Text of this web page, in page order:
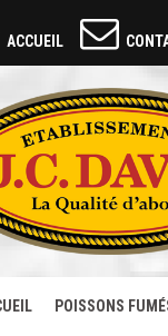
ACCUEIL
POISSONS